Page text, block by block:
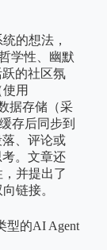
的想法，
学性、幽默
的社区氛
用
据存储（采
存后同步到
、评论或
。文章还
并提出了
链接。
型的AI Agent